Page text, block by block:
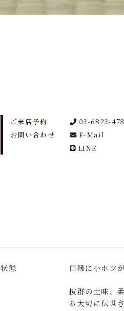
ご来店予約
お問い合わせ
03-6823-
E-Mail
LINE
状態 口縁に小ホツ
抜群の土味、
る大切に伝世